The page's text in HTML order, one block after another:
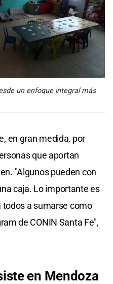
un enfoque integral más
en gran medida, por
que aportan
"Algunos pueden con
caja. Lo importante es
todos a sumarse como
de CONIN Santa Fe",
en Mendoza